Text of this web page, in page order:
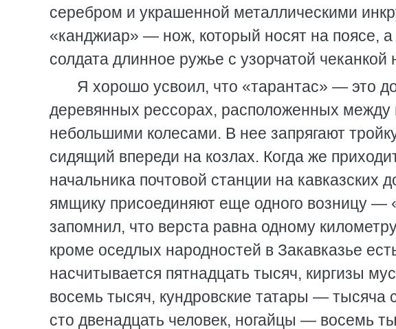
серебром и украшенной металлическими
«канджиар» — нож, который носят на поясе, а
солдата длинное ружье с узорчатой чеканкой
Я хорошо усвоил, что «тарантас» — это
деревянных рессорах, расположенных
небольшими колесами. В нее запрягают
сидящий впереди на козлах. Когда же
начальника почтовой станции на кавказских
ямщику присоединяют еще одного возницу —
запомнил, что верста равна одному
кроме оседлых народностей в Закавказье
насчитывается пятнадцать тысяч, киргизы
восемь тысяч, кундровские татары — тысяча
сто двенадцать человек, ногайцы — восемь